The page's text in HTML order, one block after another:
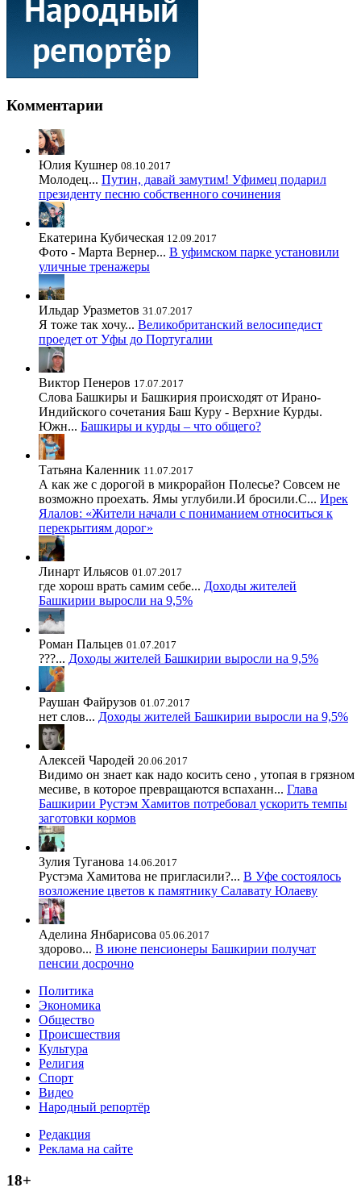
Комментарии
Юлия Кушнер 08.10.2017
Молодец... Путин, давай замутим! Уфимец подарил
президенту песню собственного сочинения
Екатерина Кубическая 12.09.2017
Фото - Марта Вернер... В уфимском парке установили
уличные тренажеры
Ильдар Уразметов 31.07.2017
Я тоже так хочу... Великобританский велосипедист
проедет от Уфы до Португалии
Виктор Пенеров 17.07.2017
Слова Башкиры и Башкирия происходят от Ирано-
Индийского сочетания Баш Куру - Верхние Курды.
Южн... Башкиры и курды – что общего?
Татьяна Каленник 11.07.2017
А как же с дорогой в микрорайон Полесье? Совсем не
возможно проехать. Ямы углубили.И бросили.С... Ирек
Ялалов: «Жители начали с пониманием относиться к
перекрытиям дорог»
Линарт Ильясов 01.07.2017
где хорош врать самим себе... Доходы жителей
Башкирии выросли на 9,5%
Роман Пальцев 01.07.2017
???... Доходы жителей Башкирии выросли на 9,5%
Раушан Файрузов 01.07.2017
нет слов... Доходы жителей Башкирии выросли на 9,5%
Алексей Чародей 20.06.2017
Видимо он знает как надо косить сено , утопая в грязном
месиве, в которое превращаются вспаханн... Глава
Башкирии Рустэм Хамитов потребовал ускорить темпы
заготовки кормов
Зулия Туганова 14.06.2017
Рустэма Хамитова не пригласили?... В Уфе состоялось
возложение цветов к памятнику Салавату Юлаеву
Аделина Янбарисова 05.06.2017
здорово... В июне пенсионеры Башкирии получат
пенсии досрочно
Политика
Экономика
Общество
Происшествия
Культура
Религия
Спорт
Видео
Народный репортёр
Редакция
Реклама на сайте
18+